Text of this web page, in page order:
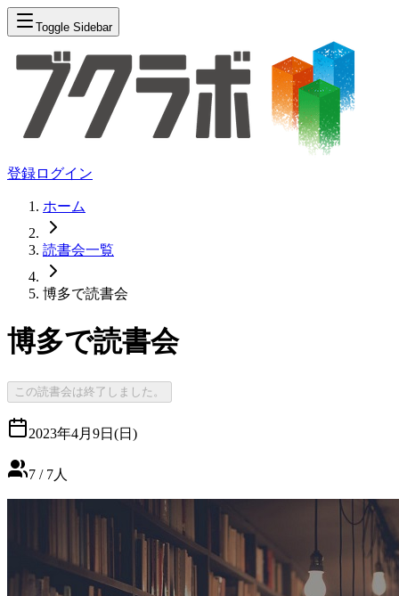
Toggle Sidebar
登録ログイン
ホーム
読書会一覧
博多で読書会
博多で読書会
この読書会は終了しました。
2023年4月9日(日)
7 / 7人